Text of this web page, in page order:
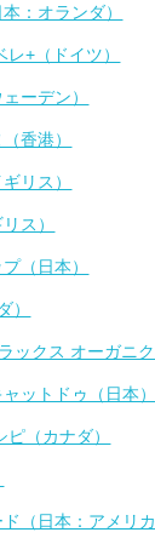
：オランダ）
+（ドイツ）
ーデン）
香港）
リス）
ス）
（日本）
）
ックス オーガニク
ットドゥ（日本）
（カナダ）
（日本：アメリカ